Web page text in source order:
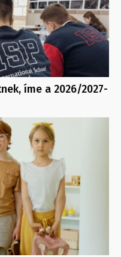
íme a 2026/2027-